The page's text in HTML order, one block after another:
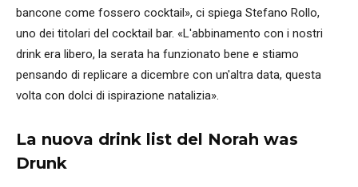
bancone come fossero cocktail», ci spiega Stefano Rollo,
uno dei titolari del cocktail bar. «L'abbinamento con i nostri
drink era libero, la serata ha funzionato bene e stiamo
pensando di replicare a dicembre con un'altra data, questa
volta con dolci di ispirazione natalizia».
La nuova drink list del Norah was
Drunk